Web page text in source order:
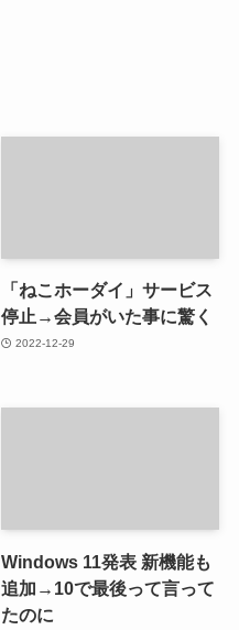
「ねこホーダイ」サービス
停止→会員がいた事に驚く
2022-12-29
Windows 11発表 新機能も
追加→10で最後って言って
たのに